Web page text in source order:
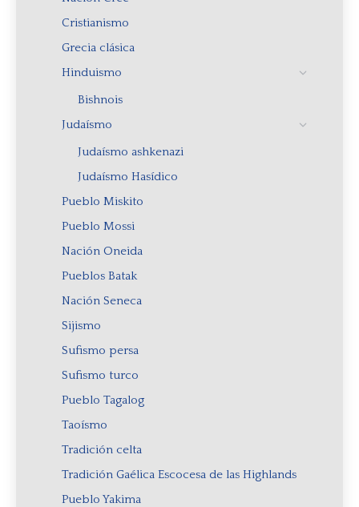
Cristianismo
Grecia clásica
Hinduismo
Bishnois
Judaísmo
Judaísmo ashkenazi
Judaísmo Hasídico
Pueblo Miskito
Pueblo Mossi
Nación Oneida
Pueblos Batak
Nación Seneca
Sijismo
Sufismo persa
Sufismo turco
Pueblo Tagalog
Taoísmo
Tradición celta
Tradición Gaélica Escocesa de las Highlands
Pueblo Yakima